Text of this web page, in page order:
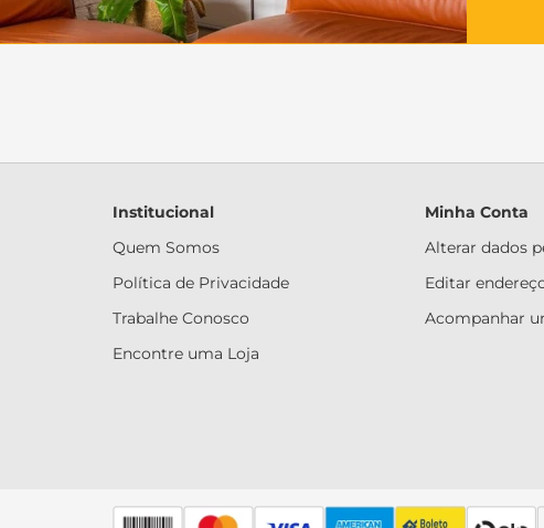
Institucional
Quem Somos
Política de Privacidade
Trabalhe Conosco
Encontre uma Loja
Minha Conta
Alterar dados
Editar
Acompanhar